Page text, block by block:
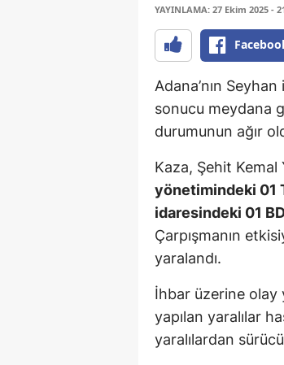
YAYINLAMA: 27 Ekim 2025 -
Adana’nın
sonucu meydana
durumunun ağır
Kaza, Şehit Kemal
yönetimindeki 01
idaresindeki 01
Çarpışmanın
yaralandı.
İhbar üzerine olay
yapılan yaralılar
yaralılardan